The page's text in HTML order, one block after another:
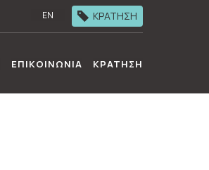
EN ΚΡΑΤΗΣΗ
ΕΠΙΚΟΙΝΩΝΙΑ ΚΡΑΤΗΣΗ